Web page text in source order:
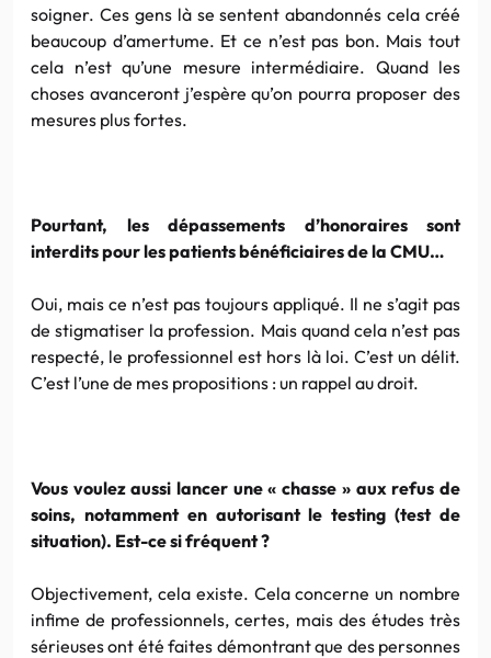
soigner. Ces gens là se sentent abandonnés cela créé
beaucoup d’amertume. Et ce n’est pas bon. Mais tout
cela n’est qu’une mesure intermédiaire. Quand les
choses avanceront j’espère qu’on pourra proposer des
mesures plus fortes.
Pourtant, les dépassements d’honoraires sont
interdits pour les patients bénéficiaires de la CMU…
Oui, mais ce n’est pas toujours appliqué. Il ne s’agit pas
de stigmatiser la profession. Mais quand cela n’est pas
respecté, le professionnel est hors là loi. C’est un délit.
C’est l’une de mes propositions : un rappel au droit.
Vous voulez aussi lancer une « chasse » aux refus de
soins, notamment en autorisant le testing (test de
situation). Est-ce si fréquent ?
Objectivement, cela existe. Cela concerne un nombre
infime de professionnels, certes, mais des études très
sérieuses ont été faites démontrant que des personnes